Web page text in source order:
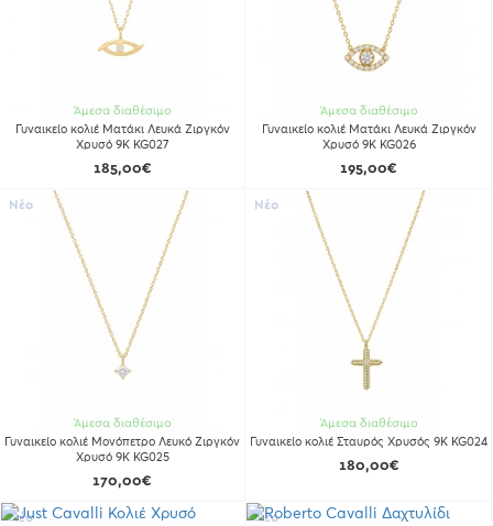
Άμεσα διαθέσιμο
Γυναικείο κολιέ Ματάκι Λευκά Ζιργκόν
Χρυσό 9Κ KG027
185,00€
Άμεσα διαθέσιμο
Γυναικείο κολιέ Ματάκι Λευκά Ζιργκόν
Χρυσό 9Κ KG026
195,00€
Νέο
Άμεσα διαθέσιμο
Γυναικείο κολιέ Μονόπετρο Λευκό Ζιργκόν
Χρυσό 9Κ KG025
170,00€
Νέο
Άμεσα διαθέσιμο
Γυναικείο κολιέ Σταυρός Χρυσός 9Κ KG024
180,00€
Νέο Νέο